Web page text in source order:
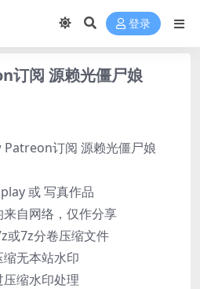
登录
订阅 源赖光僵尸娘
订阅 源赖光僵尸娘
或 写真作品
自网络，仅作分享
或7z分卷压缩文件
无本站水印
缩水印处理